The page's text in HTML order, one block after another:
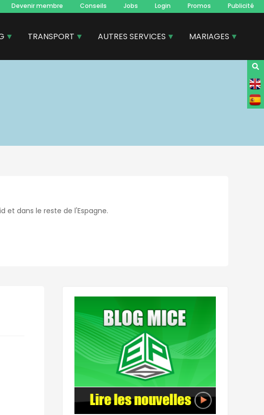
Devenir membre Conseils Jobs Login Promos Publicité
TRANSPORT AUTRES SERVICES MARIAGES
et dans le reste de l'Espagne.